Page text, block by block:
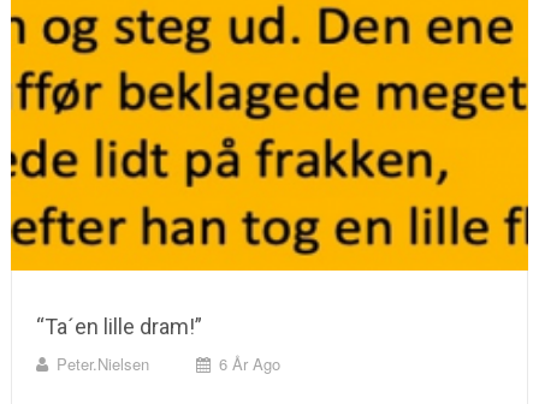
“Ta´en lille dram!”
Peter.nielsen 6 År Ago